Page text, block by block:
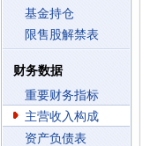
基金持仓
限售股解禁表
财务数据
重要财务指标
主营收入构成
资产负债表